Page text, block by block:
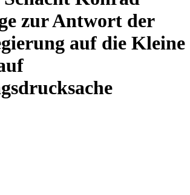
zur Antwort der
auf die Kleine